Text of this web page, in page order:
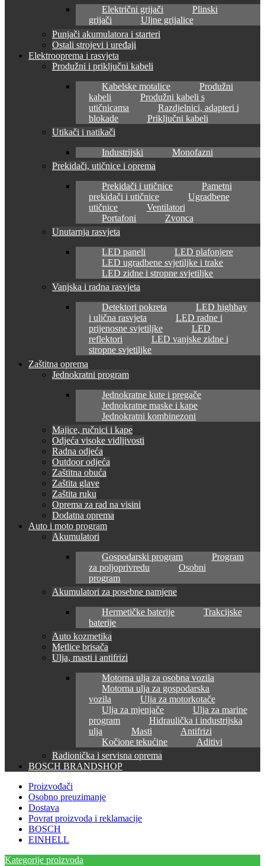
Električni grijači
Plinski
grijači
Uljne grijalice
Punjači akumulatora i starteri
Ostali strojevi i uređaji
Elektrooprema i rasvjeta
Produžni i priključni kabeli
Kabelske motalice
Produžni
kabeli
Produžni kabeli s
utičnicama
Razdjelnici, adapteri i
blokade
Priključni kabeli
Utikači i natikači
Industrijski
Monofazni
Prekidači, utičnice i oprema
Prekidači i utičnice
Pametni
prekidači i utičnice
Ugradbene
utičnice
Ventilatori
Portafoni
Zvonca
Unutarnja rasvjeta
LED paneli
LED plafonjere
LED ugradbene svjetiljke i trake
LED zidne i stropne svjetiljke
Vanjska i radna rasvjeta
Detektori pokreta
LED highbay
i ulična rasvjeta
LED radne i
prijenosne svjetiljke
LED
reflektori
LED vanjske zidne i
stropne svjetiljke
Zaštitna oprema
Jednokratni program
Jednokratne kute i pregače
Jednokratne maske i kape
Jednokratni kombinezoni
Majice, ručnici i kape
Odjeća visoke vidljivosti
Radna odjeća
Outdoor odjeća
Zaštitna obuća
Zaštita glave
Zaštita ruku
Oprema za rad na visini
Dodatna oprema
Auto i moto program
Akumulatori
Gospodarski program
Program
za poljoprivredu
Osobni
program
Akumulatori za posebne namjene
Hermetičke baterije
Trakcijske
baterije
Auto kozmetika
Metlice brisača
Ulja, masti i antifrizi
Motorna ulja za osobna vozila
Motorna ulja za gospodarska
vozila
Ulja za motorkotače
Ulja za mjenjače
Ulja za marine
program
Hidraulička i industrijska
ulja
Masti
Antifrizi
Kočione tekućine
Aditivi
Radionička i servisna oprema
BOSCH BRANDSHOP
Proizvođači
Osobno preuzimanje
Dostava
Povrat proizvoda i reklamacije
BOSCH
EINHELL
Kategorije proizvoda